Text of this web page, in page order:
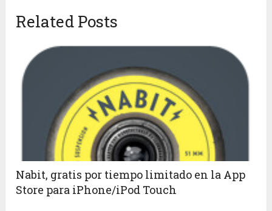
Related Posts
Nabit, gratis por tiempo limitado en la App
Store para iPhone/iPod Touch